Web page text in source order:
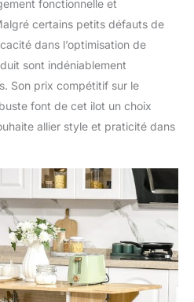
fonctionnelle et
certains petits défauts de
dans l’optimisation de
sont indéniablement
Son prix compétitif sur le
font de cet ilot un choix
allier style et praticité dans